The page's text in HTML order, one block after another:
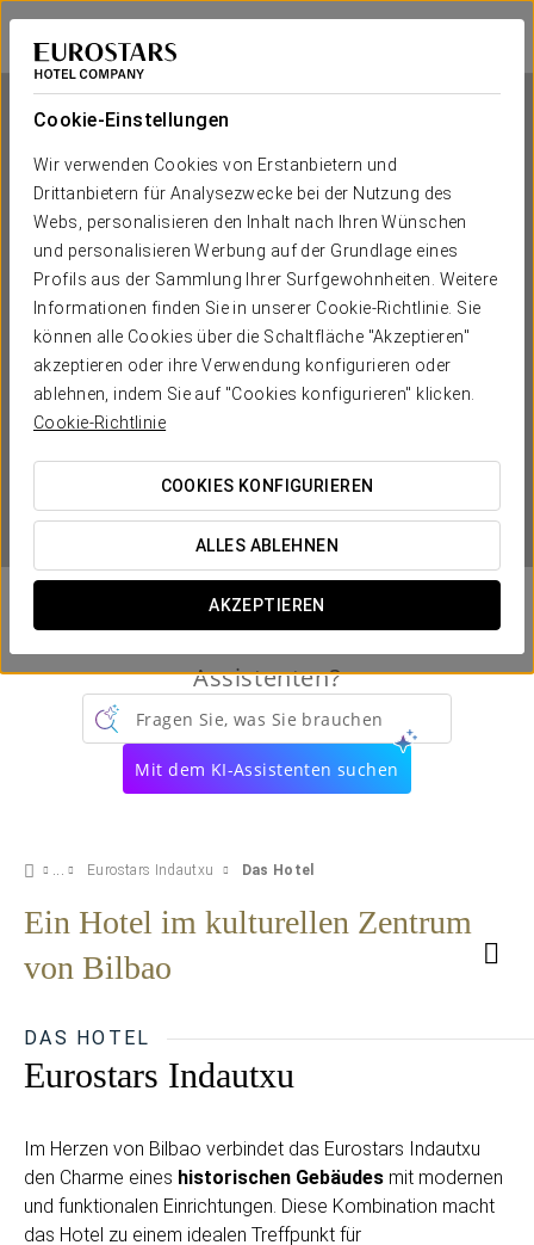
Cookie-Einstellungen
Wir verwenden Cookies von Erstanbietern und
Drittanbietern für Analysezwecke bei der Nutzung des
Webs, personalisieren den Inhalt nach Ihren Wünschen
und personalisieren Werbung auf der Grundlage eines
Profils aus der Sammlung Ihrer Surfgewohnheiten. Weitere
Informationen finden Sie in unserer Cookie-Richtlinie. Sie
können alle Cookies über die Schaltfläche "Akzeptieren"
akzeptieren oder ihre Verwendung konfigurieren oder
ablehnen, indem Sie auf "Cookies konfigurieren" klicken.
Cookie-Richtlinie
COOKIES KONFIGURIEREN
ALLES ABLEHNEN
AKZEPTIEREN
Eurostars Indautxu
BILBAO
Eurostars Indautxu
BILBAO
WANN MÖCHTEN SIE REISEN?
 
Assistenten?
Fragen Sie, was Sie brauchen
Mit dem KI-Assistenten suchen
Eurostars Indautxu Das Hotel
Ein Hotel im kulturellen Zentrum
von Bilbao
DAS HOTEL
Eurostars Indautxu
Im Herzen von Bilbao verbindet das Eurostars Indautxu
den Charme eines historischen Gebäudes mit modernen
und funktionalen Einrichtungen. Diese Kombination macht
das Hotel zu einem idealen Treffpunkt für